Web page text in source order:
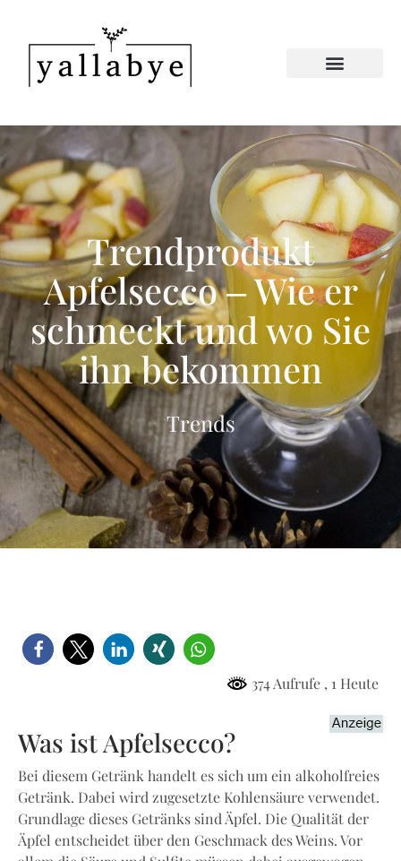
Trendprodukt
Apfelsecco – Wie er
schmeckt und wo Sie
ihn bekommen
Trends
374 Aufrufe , 1 Heute
Was ist Apfelsecco?
Bei diesem Getränk handelt es sich um ein alkoholfreies
Getränk. Dabei wird zugesetzte Kohlensäure verwendet.
Grundlage dieses Getränks sind Äpfel. Die Qualität der
Äpfel entscheidet über den Geschmack des Weins. Vor